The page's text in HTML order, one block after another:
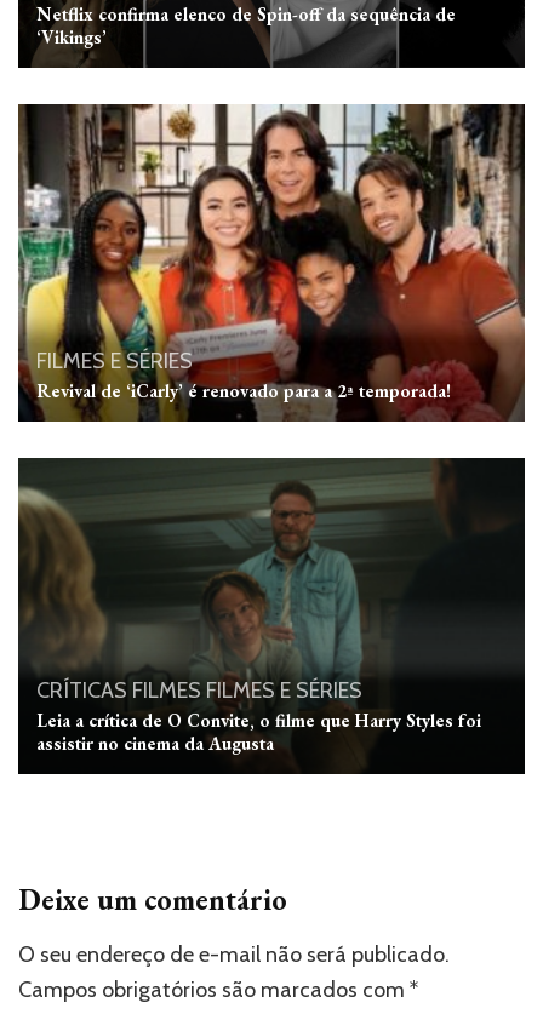
Netflix confirma elenco de Spin-off da sequência de
‘Vikings’
FILMES E SÉRIES
Revival de ‘iCarly’ é renovado para a 2ª temporada!
CRÍTICAS FILMES FILMES E SÉRIES
Leia a crítica de O Convite, o filme que Harry Styles foi
assistir no cinema da Augusta
Deixe um comentário
O seu endereço de e-mail não será publicado.
Campos obrigatórios são marcados com *